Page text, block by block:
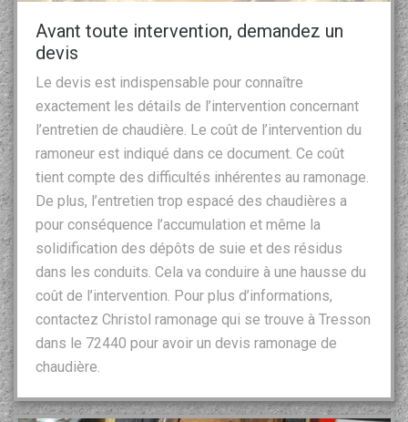
Avant toute intervention, demandez un
devis
Le devis est indispensable pour connaître
exactement les détails de l’intervention concernant
l’entretien de chaudière. Le coût de l’intervention du
ramoneur est indiqué dans ce document. Ce coût
tient compte des difficultés inhérentes au ramonage.
De plus, l’entretien trop espacé des chaudières a
pour conséquence l’accumulation et même la
solidification des dépôts de suie et des résidus
dans les conduits. Cela va conduire à une hausse du
coût de l’intervention. Pour plus d’informations,
contactez Christol ramonage qui se trouve à Tresson
dans le 72440 pour avoir un devis ramonage de
chaudière.